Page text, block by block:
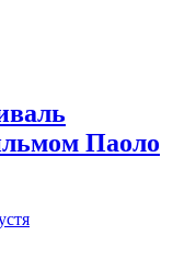
Паоло